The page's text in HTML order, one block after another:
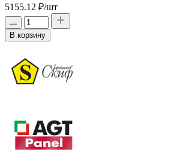
5155.12 ₽/шт
В корзину